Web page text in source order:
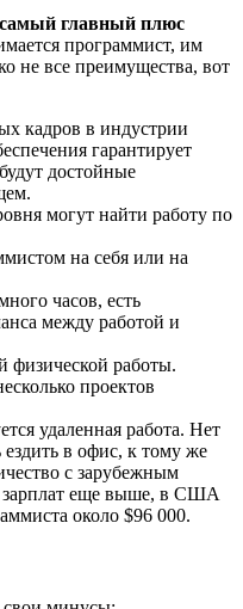
самый главный плюс
программист, им
не все преимущества, вот
кадров в индустрии
гарантирует
достойные
могут найти работу по
на себя или на
часов, есть
между работой и
физической работы.
проектов
удаленная работа. Нет
в офис, к тому же
с зарубежным
зарплат еще выше, в США
около $96 000.